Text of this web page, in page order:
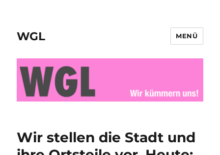
WGL MENÜ
Wir stellen die Stadt und